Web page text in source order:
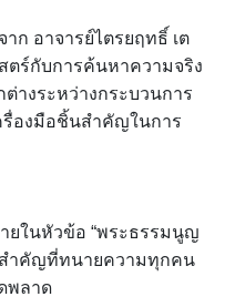
ก อาจารย์ไตรยฤทธิ์ เต
ตร์กับการค้นหาความจริง
างระหว่างกระบวนการ
รื่องมือชิ้นสำคัญในการ
ยในหัวข้อ “พระธรรมนูญ
สำคัญที่ทนายความทุกคน
พลาด